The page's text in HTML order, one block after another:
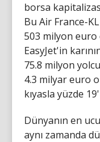
borsa
Bu Air France-
503 milyon
EasyJet'in
75.8 milyon
4.3 milyar euro
kıyasla yüzde
Dünyanın en
aynı zamanda